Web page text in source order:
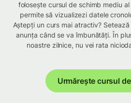
folosește cursul de schimb mediu
permite să vizualizezi datele
Aștepți un curs mai atractiv?
anunța când se va îmbunătăți. În
noastre zilnice, nu vei rata
Urmărește cursul